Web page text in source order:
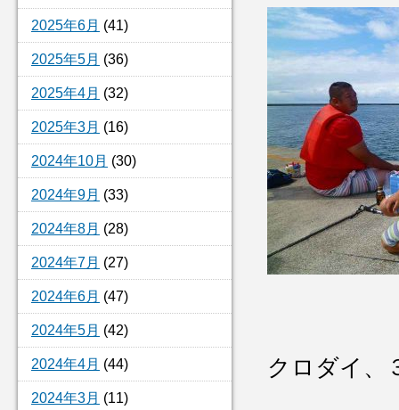
2025年6月 (41)
2025年5月 (36)
2025年4月 (32)
2025年3月 (16)
2024年10月 (30)
2024年9月 (33)
2024年8月 (28)
2024年7月 (27)
2024年6月 (47)
2024年5月 (42)
2024年4月 (44)
2024年3月 (11)
クロダイ、